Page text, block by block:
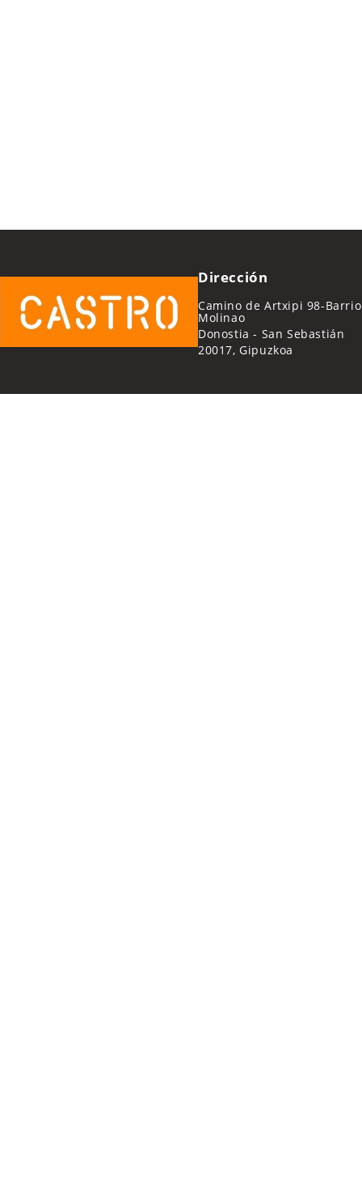
Dirección
Camino de Artxipi 98-Barrio
Molinao
Donostia - San Sebastián
20017, Gipuzkoa